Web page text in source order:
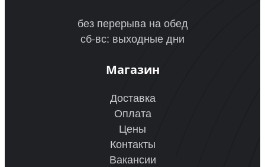
без перерыва на обед
сб-вс: выходные дни
Магазин
Доставка
Оплата
Цены
Контакты
Вакансии